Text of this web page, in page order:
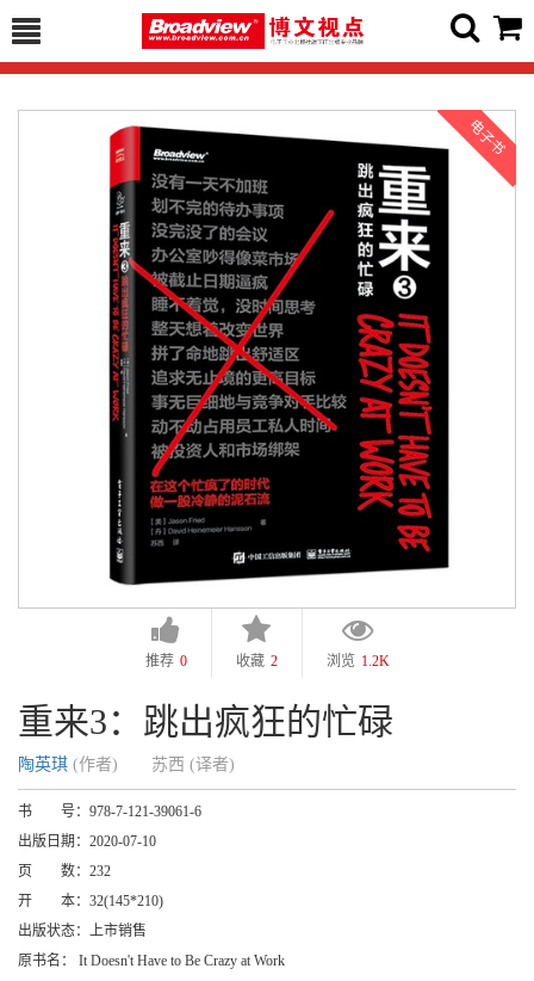
推荐 0 收藏 2 浏览 1.2K
重来3：跳出疯狂的忙碌
陶英琪 (作者) 苏西 (译者)
书 号： 978-7-121-39061-6
出版日期： 2020-07-10
页 数： 232
开 本： 32(145*210)
出版状态： 上市销售
原书名：
It Doesn't Have to Be Crazy at Work